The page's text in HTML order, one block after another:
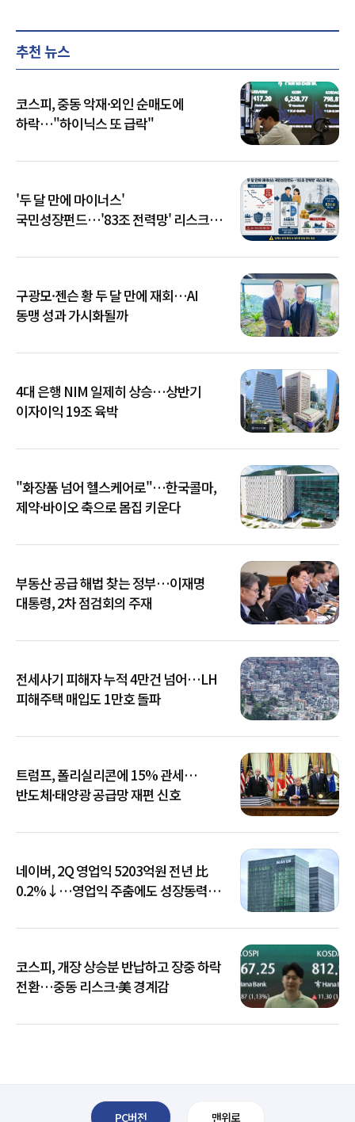
추천 뉴스
코스피, 중동 악재·외인 순매도에
하락…"하이닉스 또 급락"
'두 달 만에 마이너스'
국민성장펀드…'83조 전력망' 리스크
구광모·젠슨 황 두 달 만에 재회…AI
동맹 성과 가시화될까
4대 은행 NIM 일제히 상승…상반기
이자이익 19조 육박
"화장품 넘어 헬스케어로"…한국콜마,
제약·바이오 축으로 몸집 키운다
부동산 공급 해법 찾는 정부…이재명
대통령, 2차 점검회의 주재
전세사기 피해자 누적 4만건 넘어…LH
피해주택 매입도 1만호 돌파
트럼프, 폴리실리콘에 15% 관세…
반도체·태양광 공급망 재편 신호
네이버, 2Q 영업익 5203억원 전년 比
0.2%↓…영업익 주춤에도 성장동력
코스피, 개장 상승분 반납하고 장중 하락
전환…중동 리스크·美 경계감
PC버전 맨위로